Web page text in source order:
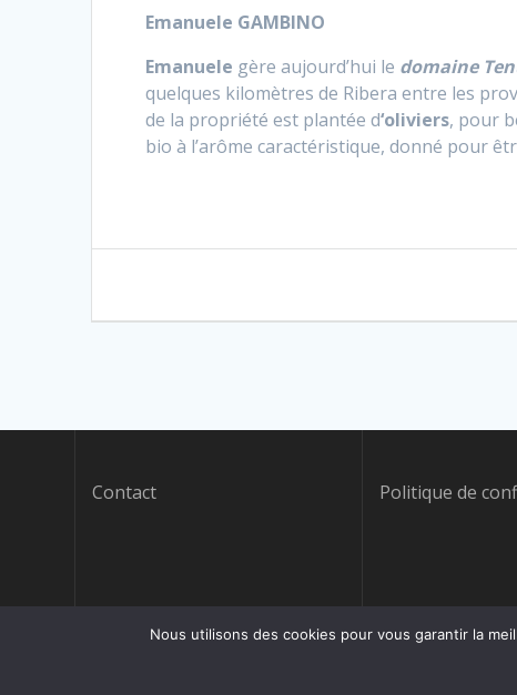
Emanuele GAMBINO
Emanuele gère aujourd’hui le domaine
quelques kilomètres de Ribera entre les
de la propriété est plantée d‘oliviers, pour
bio à l’arôme caractéristique, donné pour
de
Contact Politique de
Nous utilisons des cookies pour vous garantir la